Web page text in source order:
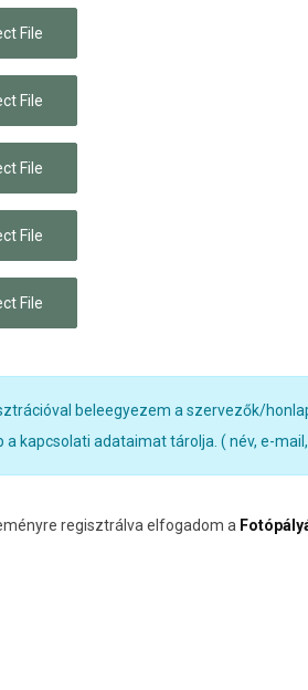
beleegyezem a szervezők/
a kapcsolati adataimat tárolja. ( név, e-
regisztrálva elfogadom a